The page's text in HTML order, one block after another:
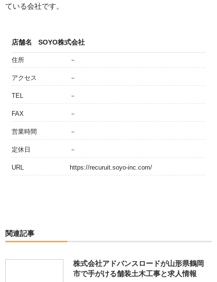
ている会社です。
店舗名 SOYO株式会社
住所 －
アクセス －
TEL －
FAX －
営業時間 －
定休日 －
URL https://recuruit.soyo-inc.com/
関連記事
株式会社アドバンスロードが山形県鶴岡
市で手がける舗装土木工事と求人情報